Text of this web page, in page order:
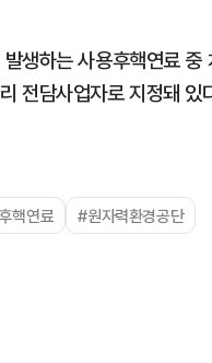
생하는 사용후핵연료
전담사업자로 지정돼 있
핵연료 #원자력환경공단